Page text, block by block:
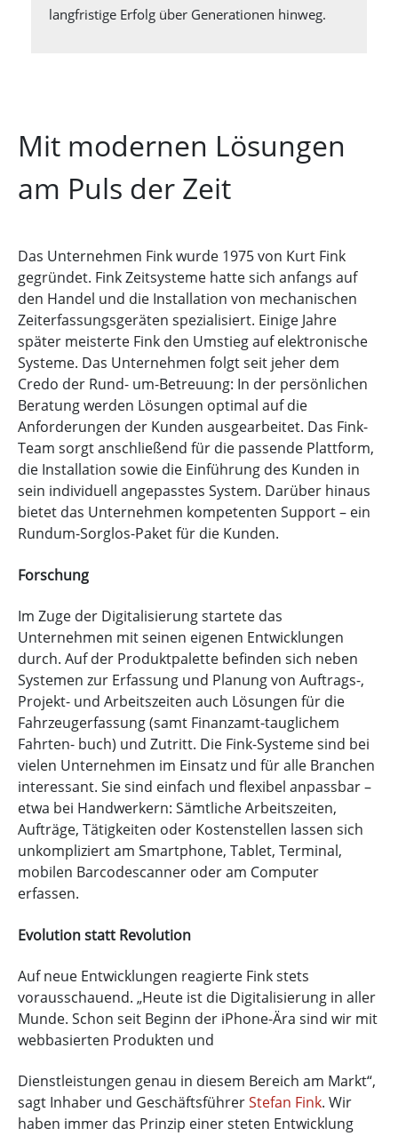
langfristige Erfolg über Generationen hinweg.
Mit modernen Lösungen
am Puls der Zeit
Das Unternehmen Fink wurde 1975 von Kurt Fink
gegründet. Fink Zeitsysteme hatte sich anfangs auf
den Handel und die Installation von mechanischen
Zeiterfassungsgeräten spezialisiert. Einige Jahre
später meisterte Fink den Umstieg auf elektronische
Systeme. Das Unternehmen folgt seit jeher dem
Credo der Rund- um-Betreuung: In der persönlichen
Beratung werden Lösungen optimal auf die
Anforderungen der Kunden ausgearbeitet. Das Fink-
Team sorgt anschließend für die passende Plattform,
die Installation sowie die Einführung des Kunden in
sein individuell angepasstes System. Darüber hinaus
bietet das Unternehmen kompetenten Support – ein
Rundum-Sorglos-Paket für die Kunden.
Forschung
Im Zuge der Digitalisierung startete das
Unternehmen mit seinen eigenen Entwicklungen
durch. Auf der Produktpalette befinden sich neben
Systemen zur Erfassung und Planung von Auftrags-,
Projekt- und Arbeitszeiten auch Lösungen für die
Fahrzeugerfassung (samt Finanzamt-tauglichem
Fahrten- buch) und Zutritt. Die Fink-Systeme sind bei
vielen Unternehmen im Einsatz und für alle Branchen
interessant. Sie sind einfach und flexibel anpassbar –
etwa bei Handwerkern: Sämtliche Arbeitszeiten,
Aufträge, Tätigkeiten oder Kostenstellen lassen sich
unkompliziert am Smartphone, Tablet, Terminal,
mobilen Barcodescanner oder am Computer
erfassen.
Evolution statt Revolution
Auf neue Entwicklungen reagierte Fink stets
vorausschauend. „Heute ist die Digitalisierung in aller
Munde. Schon seit Beginn der iPhone-Ära sind wir mit
webbasierten Produkten und
Dienstleistungen genau in diesem Bereich am Markt“,
sagt Inhaber und GeschäftsführerStefan Fink. Wir
haben immer das Prinzip einer steten Entwicklung